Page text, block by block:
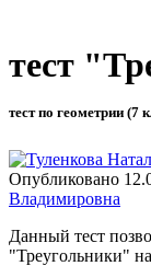
тест
тест по геометрии (7
Опубликовано
Владимировна
Данный тест
"Треугольники"